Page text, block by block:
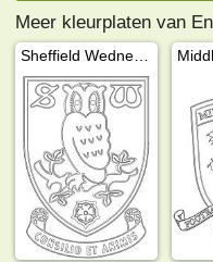
Meer kleurplaten van